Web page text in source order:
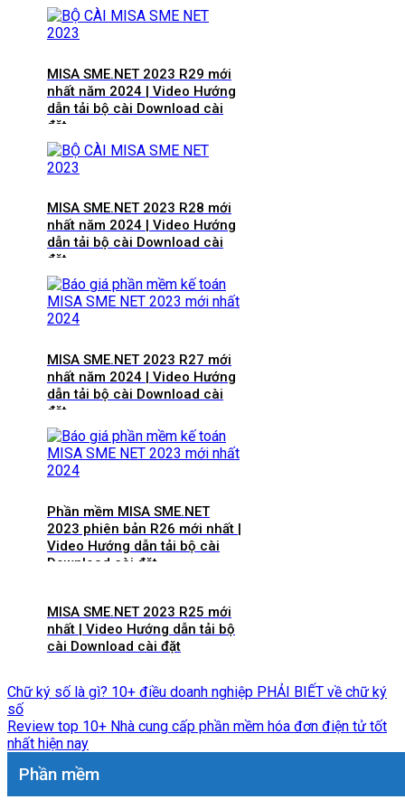
MISA SME.NET 2023 R29 mới
nhất năm 2024 | Video Hướng
dẫn tải bộ cài Download cài
đặt
MISA SME.NET 2023 R28 mới
nhất năm 2024 | Video Hướng
dẫn tải bộ cài Download cài
đặt
MISA SME.NET 2023 R27 mới
nhất năm 2024 | Video Hướng
dẫn tải bộ cài Download cài
đặt
Phần mềm MISA SME.NET
2023 phiên bản R26 mới nhất |
Video Hướng dẫn tải bộ cài
Download cài đặt
MISA SME.NET 2023 R25 mới
nhất | Video Hướng dẫn tải bộ
cài Download cài đặt
Chữ ký số là gì? 10+ điều doanh nghiệp PHẢI BIẾT về chữ ký
số
Review top 10+ Nhà cung cấp phần mềm hóa đơn điện tử tốt
nhất hiện nay
Phần mềm